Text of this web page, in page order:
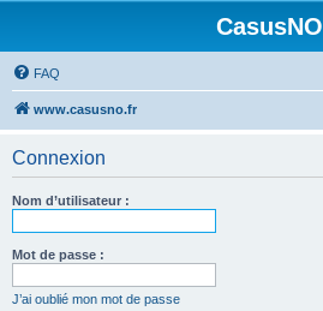
CasusNO
FAQ
www.casusno.fr
Connexion
Nom d’utilisateur :
Mot de passe :
J’ai oublié mon mot de passe